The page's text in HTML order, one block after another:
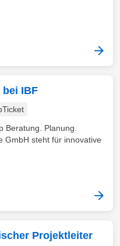
bei IBF
Beratung. Planung.
GmbH steht für innovative
Projektleiter